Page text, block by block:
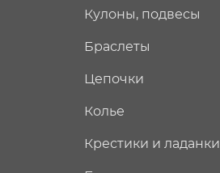
Кулоны, подвесы
Браслеты
Цепочки
Колье
Крестики и ладанки